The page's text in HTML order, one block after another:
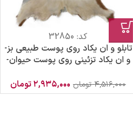
کد: 32850
تابلو و ان یکاد روی پوست طبیعی بز-
و ان یکاد تزئینی روی پوست حیوان-
۴,۵۱۶,۰۰۰ تومان ۲,۹۳۵,۰۰۰تومان